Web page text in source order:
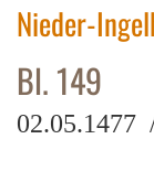
Nieder-
Bl. 149
02.05.1477